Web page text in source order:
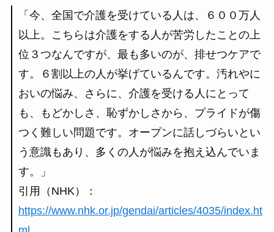
「今、全国で介護を受けている人は、６００万人
以上。こちらは介護をする人が苦労したことの上
位３つなんですが、最も多いのが、排せつケアで
す。６割以上の人が挙げているんです。汚れやに
おいの悩み、さらに、介護を受ける人にとって
も、もどかしさ、恥ずかしさから、プライドが傷
つく難しい問題です。オープンに話しづらいとい
う意識もあり、多くの人が悩みを抱え込んでいま
す。」
引用（NHK）：
https://www.nhk.or.jp/gendai/articles/4035/index.ht